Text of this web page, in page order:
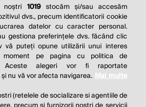
1019stocăm și/sau accesăm
dvs., precum identificatorii cookie
datelor cu caracter personal.
gestiona preferințele dvs. făcând clic
vă puteți opune utilizării unui interes
pe pagina cu politica de
Aceste alegeri vor fi raportate
nu vă vor afecta navigarea. Mai multe
(retelele de socializare si agentiile de